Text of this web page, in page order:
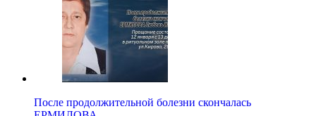
После продолжительной болезни скончалась